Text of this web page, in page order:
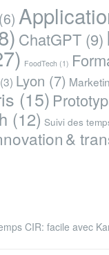
(6)
ChatGPT (9)
FoodTech (1)
(3) Lyon (7)
(15)
(12) Suivi des
&
CIR: facile avec